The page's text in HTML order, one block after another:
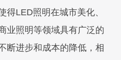
得LED照明在城市美化、
业照明等领域具有广泛的
断进步和成本的降低，相